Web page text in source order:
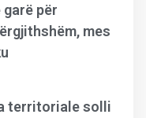
garë për
mes
territoriale solli